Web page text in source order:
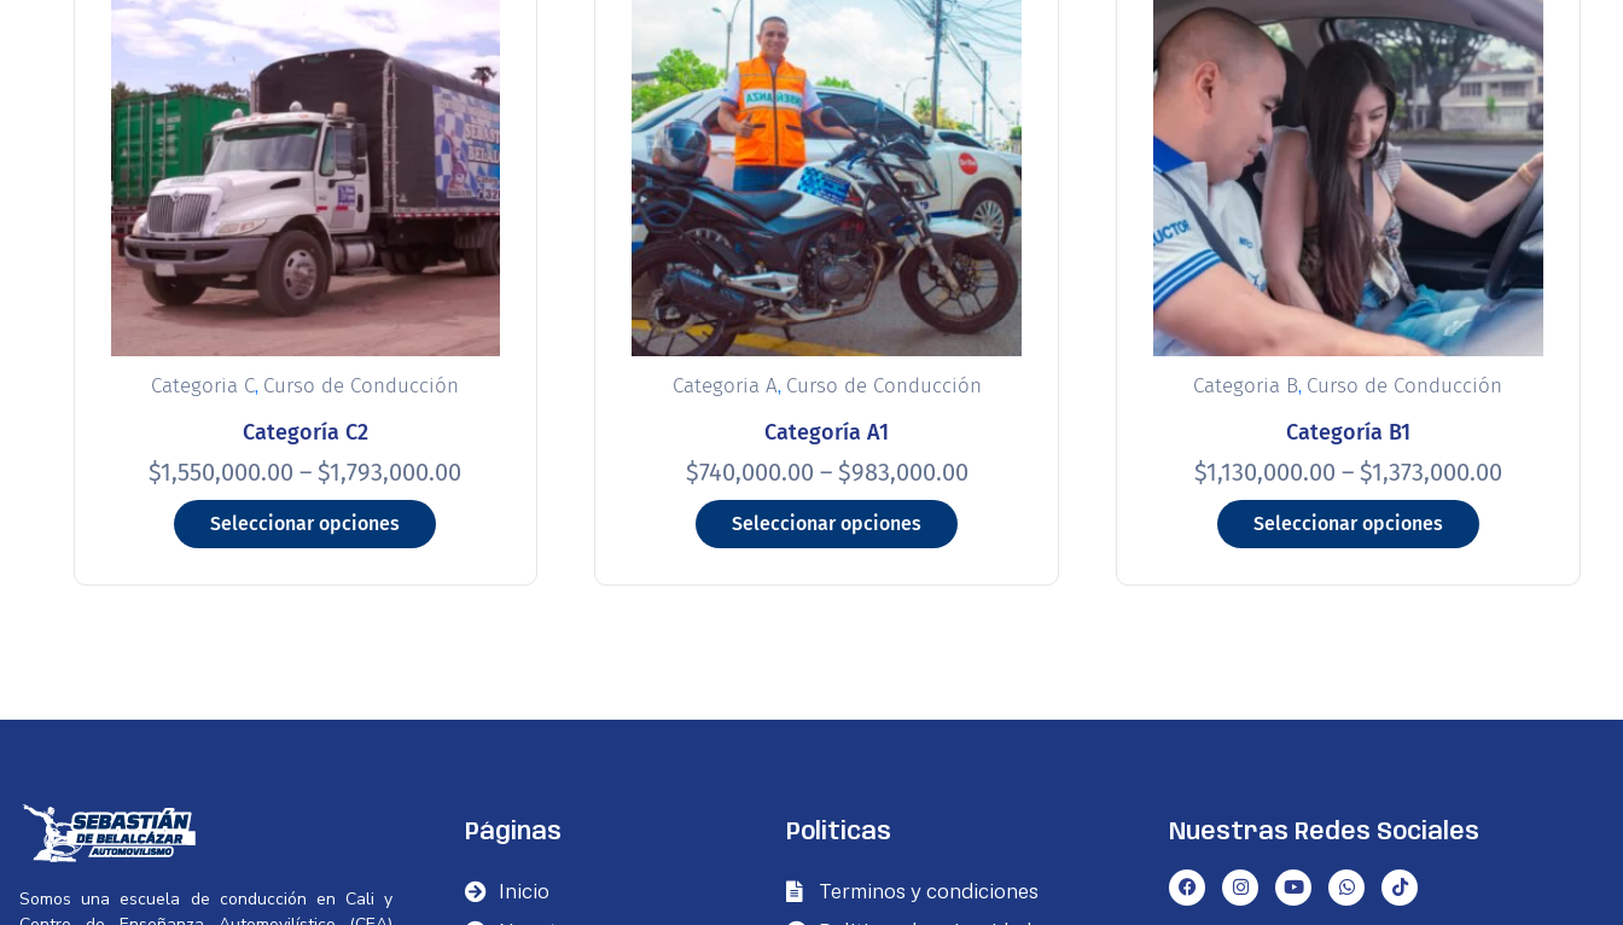
Categoria C, Curso de Conducción
Categoría C2
$1,550,000.00 – $1,793,000.00
Seleccionar opciones
Categoria A, Curso de Conducción
Categoría A1
$740,000.00 – $983,000.00
Seleccionar opciones
Categoria B, Curso de Conducción
Categoría B1
$1,130,000.00 – $1,373,000.00
Seleccionar opciones
Somos una escuela de conducción en Cali y
Páginas
Inicio
Politicas
Terminos y condiciones
Nuestras Redes Sociales